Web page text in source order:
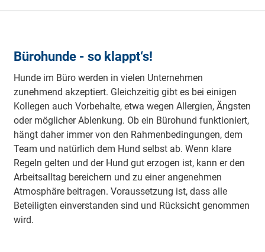
Checkliste
Die richtige Ausstattung
Geeignete Rassen
Genehmigung vom Arbeitgeber
So beschäftigen Sie Ihren Hund im Büro
DFV-HundehaftpflichtSchutz
Bürohunde - so klappt‘s!
Hunde im Büro werden in vielen Unternehmen
zunehmend akzeptiert. Gleichzeitig gibt es bei einigen
Kollegen auch Vorbehalte, etwa wegen Allergien, Ängsten
oder möglicher Ablenkung. Ob ein Bürohund funktioniert,
hängt daher immer von den Rahmenbedingungen, dem
Team und natürlich dem Hund selbst ab. Wenn klare
Regeln gelten und der Hund gut erzogen ist, kann er den
Arbeitsalltag bereichern und zu einer angenehmen
Atmosphäre beitragen. Voraussetzung ist, dass alle
Beteiligten einverstanden sind und Rücksicht genommen
wird.